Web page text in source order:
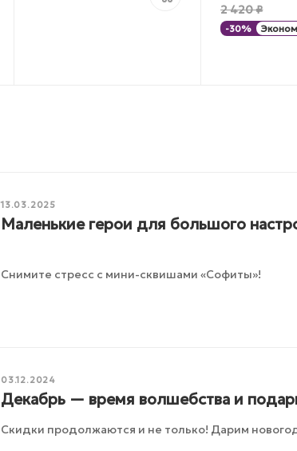
2 420₽
-30%
13.03.2025
Маленькие герои для большого
Снимите стресс с мини-сквишами «Софиты»!
03.12.2024
Декабрь — время волшебства и
Скидки продолжаются и не только! Дарим